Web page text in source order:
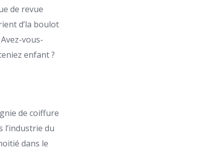
de revue
d’la boulot
vous-
enfant ?
de coiffure
l’industrie du
dans le